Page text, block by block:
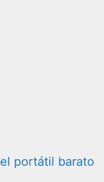
portátil barato